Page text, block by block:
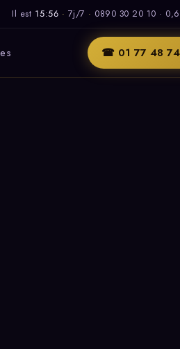
Il est 15:56 · 7j/7 · 0890 30 20 10 ·
☎ 01 77 48